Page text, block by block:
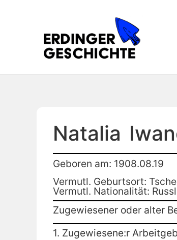
Natalia
Geboren am: 1908.08.19
Vermutl. Geburtsort:
Vermutl. Nationalität:
Zugewiesener oder alter
1. Zugewiesene:r